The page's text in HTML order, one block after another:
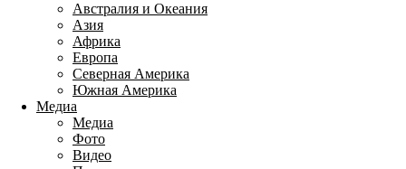
Австралия и Океания
Азия
Африка
Европа
Северная Америка
Южная Америка
Медиа
Медиа
Фото
Видео